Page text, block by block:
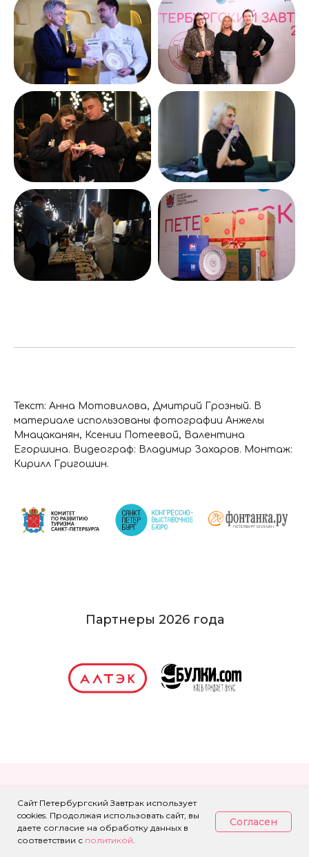
Текст: Анна Мотовилова, Дмитрий Грозный. В
материале использованы фотографии Анжелы
Мнацаканян, Ксении Потеевой, Валентина
Егоршина. Видеограф: Владимир Захаров. Монтаж:
Кирилл Григошин.
Партнеры 2026 года
Сайт Петербургский Завтрак использует
cookies. Продолжая использовать сайт, вы
даете согласие на обработку данных в
соответствии с политикой.
Согласен